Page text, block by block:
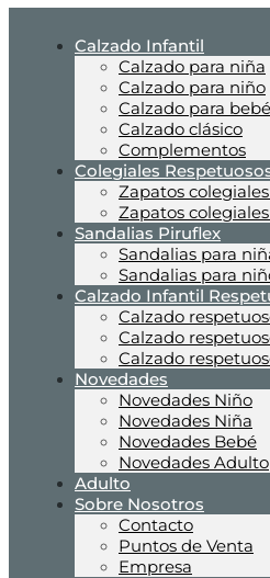
Calzado Infantil
Calzado para niña
Calzado para niño
Calzado para bebé
Calzado clásico
Complementos
Colegiales
Zapatos
Zapatos
Sandalias Piruflex
Sandalias para
Sandalias para
Calzado Infantil
Calzado
Calzado
Calzado
Novedades
Novedades Niño
Novedades Niña
Novedades Bebé
Novedades Adulto
Adulto
Sobre Nosotros
Contacto
Puntos de Venta
Empresa